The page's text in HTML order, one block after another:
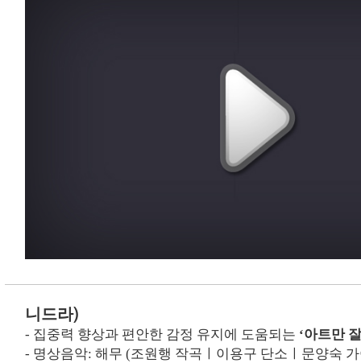
니드라)
- 집중력 향상과 편안한 감정 유지에 도움되는 ‘아트만
- 명상음악:해무 (조원행 작곡ㅣ이용구 단소ㅣ문양숙